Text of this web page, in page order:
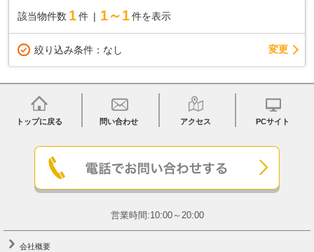
該当物件数 1件 1～1 件を表示
絞り込み条件： なし 変更
トップに戻る 問い合わせ アクセス PCサイト
営業時間:10:00～20:00
会社概要